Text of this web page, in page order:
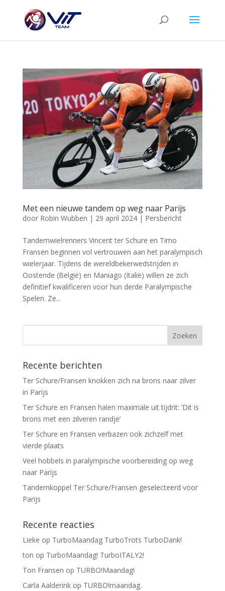
Met een nieuwe tandem op weg naar Parijs
door Robin Wubben | 29 april 2024| Persbericht
Tandemwielrenners Vincent ter Schure en Timo
Fransen beginnen vol vertrouwen aan het paralympisch
wielerjaar. Tijdens de wereldbekerwedstrijden in
Oostende (België) en Maniago (Italië) willen ze zich
definitief kwalificeren voor hun derde Paralympische
Spelen. Ze...
Recente berichten
Ter Schure/Fransen knokken zich na brons naar zilver
in Parijs
Ter Schure en Fransen halen maximale uit tijdrit: ‘Dit is
brons met een zilveren randje’
Ter Schure en Fransen verbazen ook zichzelf met
vierde plaats
Veel hobbels in paralympische voorbereiding op weg
naar Parijs
Tandemkoppel Ter Schure/Fransen geselecteerd voor
Parijs
Recente reacties
Lieke op TurboMaandag TurboTrots TurboDank!
ton op TurboMaandag! TurboITALY2!
Ton Fransen op TURBO!Maandag!
Carla Aalderinkop TURBO!maandag.